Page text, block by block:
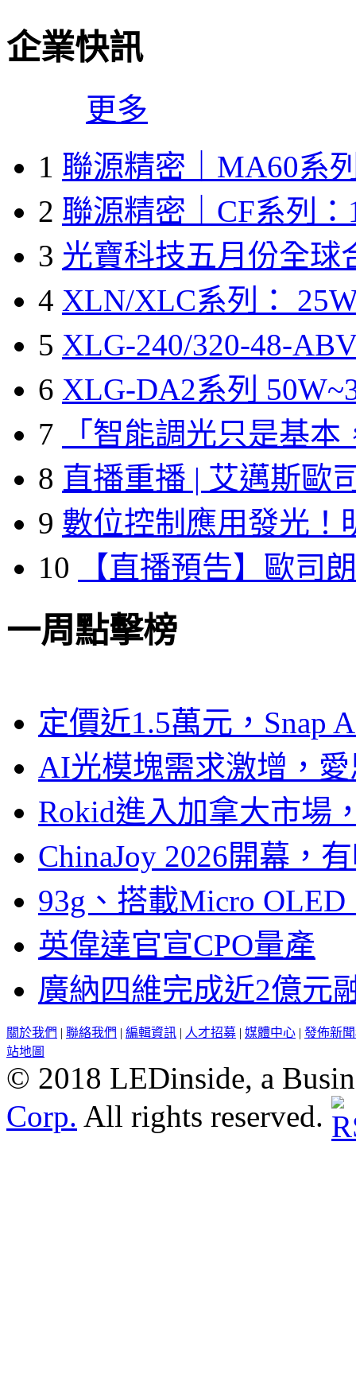
企業快訊
更多
1 聯源精密｜MA60系
2 聯源精密｜CF系列：
3 光寶科技五月份全球
4 XLN/XLC系列：
5 XLG-240/320-48-
6 XLG-DA2系列
7
「智能調光只是基本
8 直播重播 | 艾邁斯歐
9 數位控制應用發光！
10
【直播預告】歐司
一周點擊榜
定價近1.5萬元，Snap
AI光模塊需求激增，
Rokid進入加拿大市場
ChinaJoy 2026開幕，
93g、搭載Micro
英偉達官宣CPO量產
廣納四維完成近2億元
關於我們 | 聯絡我們 | 編輯資訊 | 人才招募 | 媒體中心 | 發佈新
站地圖
© 2018 LEDinside, a
Corp. All rights reserved.